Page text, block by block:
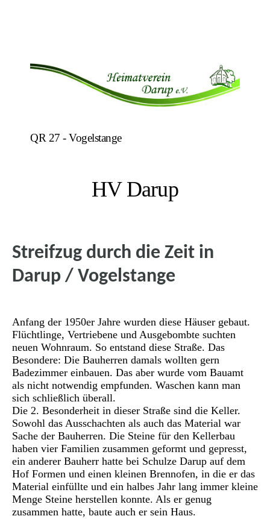
QR 27 - Vogelstange
HV Darup
Streifzug durch die Zeit in
Darup / Vogelstange
Anfang der 1950er Jahre wurden diese Häuser gebaut.
Flüchtlinge, Vertriebene und Ausgebombte suchten
neuen Wohnraum. So entstand diese Straße. Das
Besondere: Die Bauherren damals wollten gern
Badezimmer einbauen. Das aber wurde vom Bauamt
als nicht notwendig empfunden. Waschen kann man
sich schließlich überall.
Die 2. Besonderheit in dieser Straße sind die Keller.
Sowohl das Ausschachten als auch das Material war
Sache der Bauherren. Die Steine für den Kellerbau
haben vier Familien zusammen geformt und gepresst,
ein anderer Bauherr hatte bei Schulze Darup auf dem
Hof Formen und einen kleinen Brennofen, in die er das
Material einfüllte und ein halbes Jahr lang immer kleine
Menge Steine herstellen konnte. Als er genug
zusammen hatte, baute auch er sein Haus.